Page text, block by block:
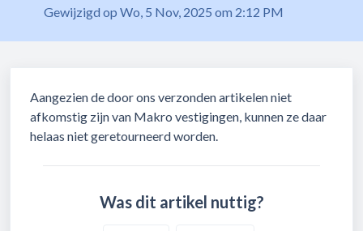
Gewijzigd op Wo, 5 Nov, 2025 om 2:12 PM
Aangezien de door ons verzonden artikelen niet
afkomstig zijn van Makro vestigingen, kunnen ze daar
helaas niet geretourneerd worden.
Was dit artikel nuttig?